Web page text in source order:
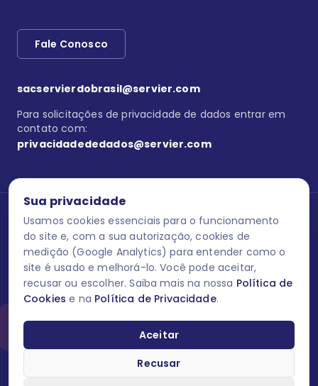
Sua privacidade
Usamos cookies essenciais para o funcionamento
do site e, com a sua autorização, cookies de
medição (Google Analytics) para entender como o
site é usado e melhorá-lo. Você pode aceitar,
recusar ou escolher. Saiba mais na nossa Política de
Cookies e na Política de Privacidade.
Aceitar
Recusar
Fale Conosco
sacservierdobrasil@servier.com
Para solicitações de privacidade de dados entrar em
contato com:
privacidadededados@servier.com
Se estiver no programa semprecuidando, comunique aquiuma
reação adversa com os produtos Servier. Este site contém
informações para o público leigo e para os profissionais de saúde
do Brasil habilitados a prescrever medicamentos. M-AS ONE-BR-
202606-00013 / Agosto 2026.
O laboratório Servier do Brasil respeita os seus dados! Caso deseje
dados pessoais você pode fazê-lo a qualquer momento entrando
em contato através do site www.semprecuidando.com.br na opção
fale conosco.